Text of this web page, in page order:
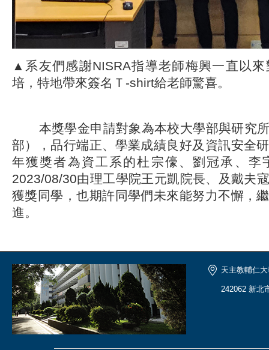
▲系友們感謝NISRA指導老師梅興一直以
培，特地帶來簽名Ｔ-shirt給老師驚喜。
本獎學金申請對象為本校大學部與研究所
部），品行端正、學業成績良好及資訊安全
年獲獎者為資工系的杜宗儫、劉冠承、李
2023/08/30由理工學院王元凱院長、及戴夫
獲獎同學，也期許同學們未來能努力不懈，
進。
天主教輔仁
242062 新北